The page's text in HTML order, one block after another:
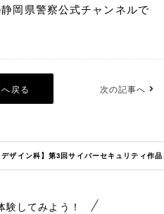
岡県警察公式チャンネルで
次の記事へ
戻る
デザイン科】第3回サイバーセキュリティ作
験してみよう！